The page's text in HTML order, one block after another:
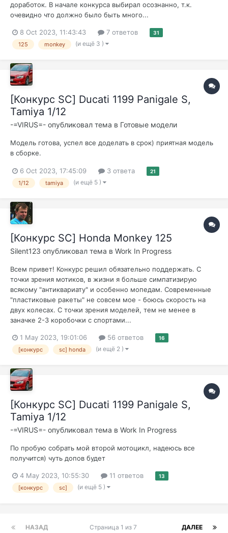
доработок. В начале конкурса выбирал осознанно, т.к.
очевидно что должно было быть много...
8 Oct 2023, 11:43:43 7 ответов 31
125 monkey (и ещё 3 )
[Конкурс SC] Ducati 1199 Panigale S,
Tamiya 1/12
-=VIRUS=- опубликовал тема в Готовые модели
Модель готова, успел все доделать в срок) приятная модель
в сборке.
6 Oct 2023, 17:45:09 3 ответа 21
1/12 tamiya (и ещё 5 )
[Конкурс SC] Honda Monkey 125
Silent123 опубликовал тема в Work In Progress
Всем привет! Конкурс решил обязательно поддержать. С
точки зрения мотиков, в жизни я больше симпатизирую
всякому "антиквариату" и особенно мопедам. Современные
"пластиковые ракеты" не совсем мое - боюсь скорость на
двух колесах. С точки зрения моделей, тем не менее в
заначке 2-3 коробочки с спортами...
1 May 2023, 19:01:06 56 ответов 16
[конкурс sc] honda (и ещё 2 )
[Конкурс SC] Ducati 1199 Panigale S,
Tamiya 1/12
-=VIRUS=- опубликовал тема в Work In Progress
По пробую собрать мой второй мотоцикл, надеюсь все
получится) чуть допов будет
4 May 2023, 10:55:30 11 ответов 13
[конкурс sc] (и ещё 5 )
НАЗАД ДАЛЕЕ
Страница 1 из 7